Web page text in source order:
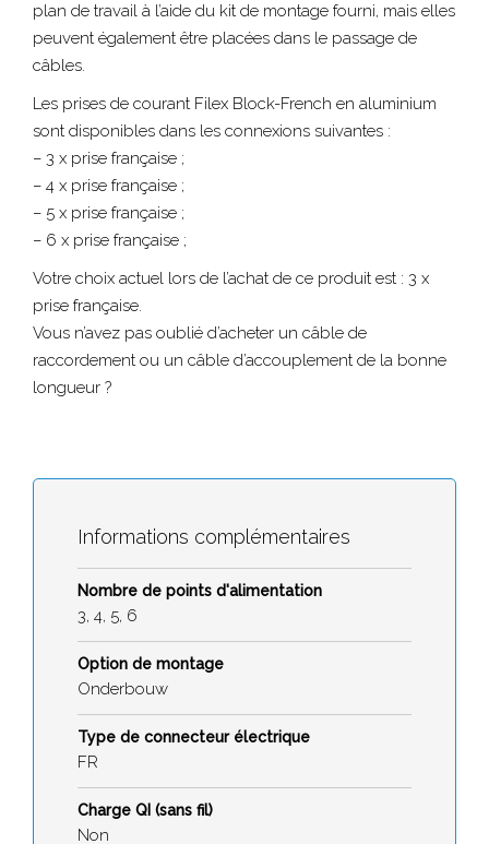
plan de travail à l’aide du kit de montage fourni, mais elles
peuvent également être placées dans le passage de
câbles.
Les prises de courant Filex Block-French en aluminium
sont disponibles dans les connexions suivantes :
– 3 x prise française ;
– 4 x prise française ;
– 5 x prise française ;
– 6 x prise française ;
Votre choix actuel lors de l’achat de ce produit est : 3 x
prise française.
Vous n’avez pas oublié d’acheter un câble de
raccordement ou un câble d’accouplement de la bonne
longueur ?
Informations complémentaires
Nombre de points d'alimentation
3, 4, 5, 6
Option de montage
Onderbouw
Type de connecteur électrique
FR
Charge QI (sans fil)
Non